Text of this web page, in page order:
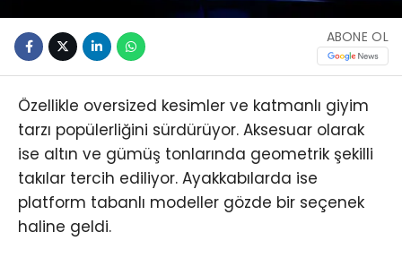
ABONE OL
Özellikle oversized kesimler ve katmanlı giyim
tarzı popülerliğini sürdürüyor. Aksesuar olarak
ise altın ve gümüş tonlarında geometrik şekilli
takılar tercih ediliyor. Ayakkabılarda ise
platform tabanlı modeller gözde bir seçenek
haline geldi.